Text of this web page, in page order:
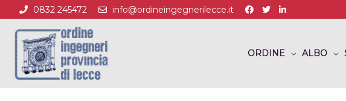
0832 245472 info@ordineingegnerilecce.it
ORDINE ALBO